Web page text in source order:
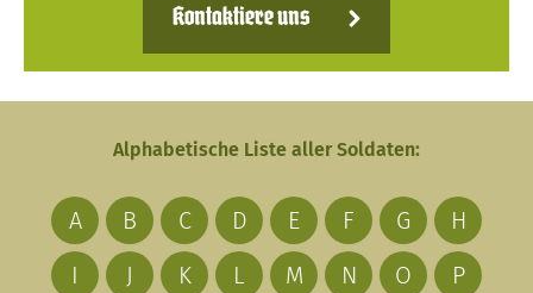
Kontaktiere uns
Alphabetische Liste aller Soldaten:
A B C D E F G
H
I
J K L M N O
P